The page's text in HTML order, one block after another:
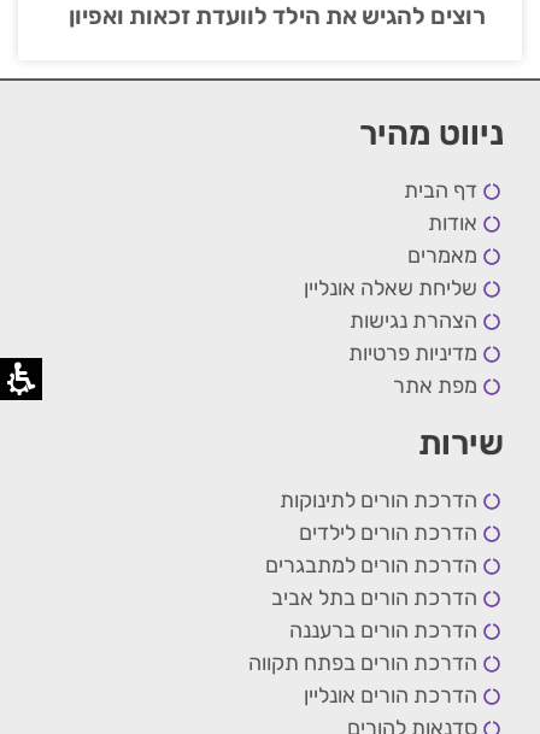
רוצים להגיש את הילד לוועדת זכאות ואפיון
ניווט מהיר
דף הבית
אודות
מאמרים
שליחת שאלה אונליין
הצהרת נגישות
מדיניות פרטיות
מפת אתר
שירות
הדרכת הורים לתינוקות
הדרכת הורים לילדים
הדרכת הורים למתבגרים
הדרכת הורים בתל אביב
הדרכת הורים ברעננה
הדרכת הורים בפתח תקווה
הדרכת הורים אונליין
סדנאות להורים